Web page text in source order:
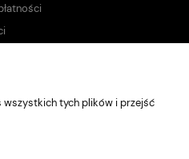
wszystkich tych plików i przejść